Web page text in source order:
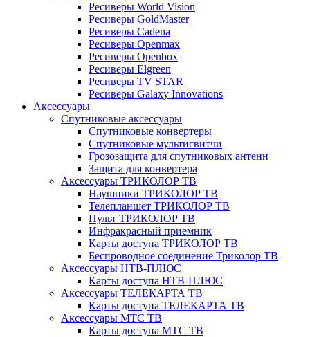
Ресиверы World Vision
Ресиверы GoldMaster
Ресиверы Cadena
Ресиверы Openmax
Ресиверы Openbox
Ресиверы Elgreen
Ресиверы TV STAR
Ресиверы Galaxy Innovations
Аксессуары
Спутниковые аксессуары
Спутниковые конвертеры
Спутниковые мультисвитчи
Грозозащита для спутниковых антенн
Защита для конвертера
Аксессуары ТРИКОЛОР ТВ
Наушники ТРИКОЛОР ТВ
Телепланшет ТРИКОЛОР ТВ
Пульт ТРИКОЛОР ТВ
Инфракрасный приемник
Карты доступа ТРИКОЛОР ТВ
Беспроводное соединение Триколор ТВ
Аксессуары НТВ-ПЛЮС
Карты доступа НТВ-ПЛЮС
Аксессуары ТЕЛЕКАРТА ТВ
Карты доступа ТЕЛЕКАРТА ТВ
Аксессуары МТС ТВ
Карты доступа МТС ТВ